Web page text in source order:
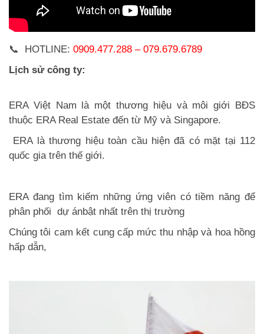
📞 HOTLINE: 0909.477.288 – 079.679.6789
Lịch sử công ty:
ERA Việt Nam là một thương hiệu và môi giới BĐS
thuộc ERA Real Estate đến từ Mỹ và Singapore.
ERAlà thương hiệu toàn cầu hiện đã có mặt tại 112
quốc gia trên thế giới.
ERA đang tìm kiếm những ứng viên có tiềm năng để
phân phối dự ánbật nhất trên thị trường
Chúng tôi cam kết cung cấp mức thu nhập và hoa hồng
hấp dẫn,